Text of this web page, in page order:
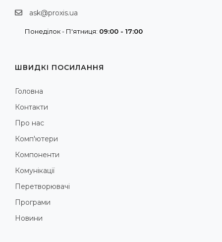
ask@proxis.ua
Понеділок - П'ятниця: 09:00 - 17:00
ШВИДКІ ПОСИЛАННЯ
Головна
Контакти
Про нас
Комп'ютери
Компоненти
Комунікації
Перетворювачі
Програми
Новини